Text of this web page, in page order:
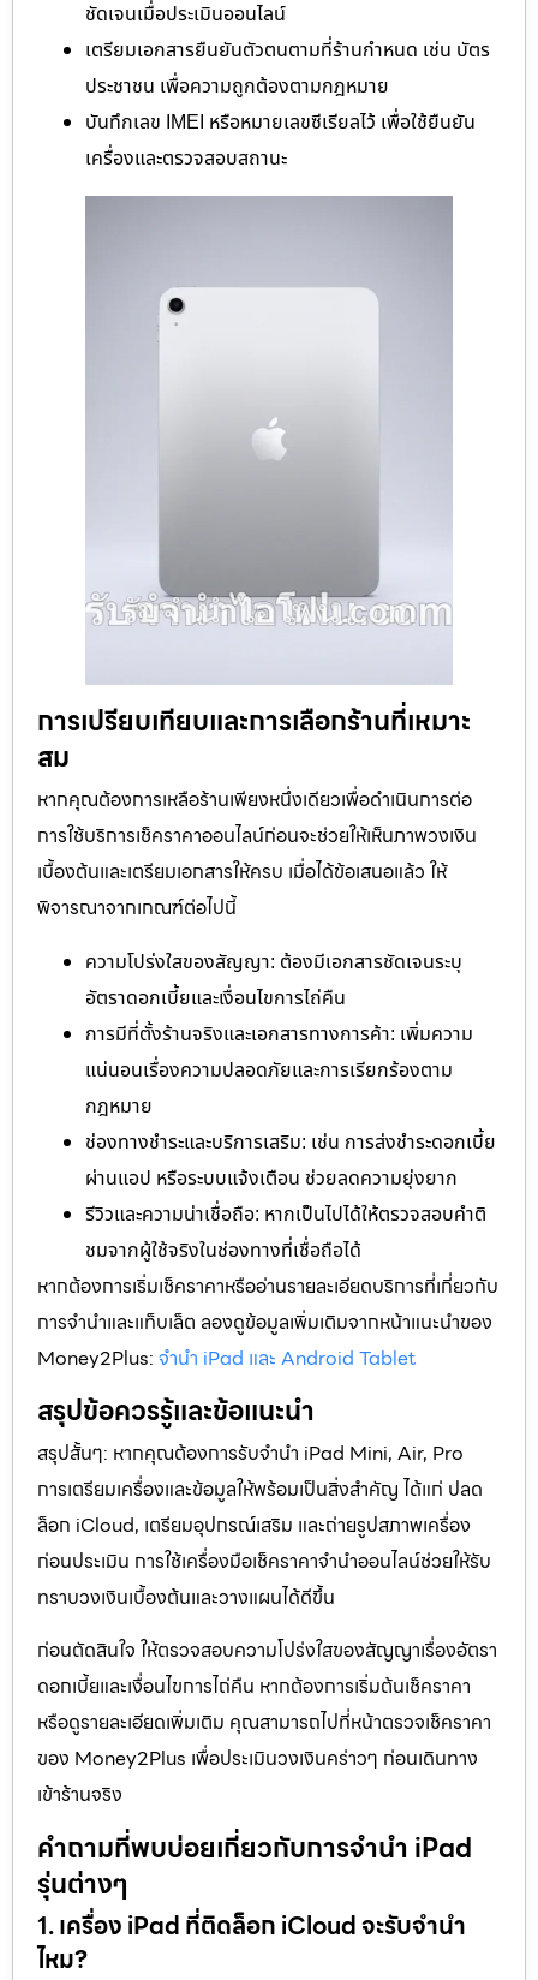
ชัดเจนเมื่อประเมินออนไลน์
เตรียมเอกสารยืนยันตัวตนตามที่ร้านกำหนด เช่น บัตร
ประชาชน เพื่อความถูกต้องตามกฎหมาย
บันทึกเลข IMEI หรือหมายเลขซีเรียลไว้ เพื่อใช้ยืนยัน
เครื่องและตรวจสอบสถานะ
การเปรียบเทียบและการเลือกร้านที่เหมาะ
สม
หากคุณต้องการเหลือร้านเพียงหนึ่งเดียวเพื่อดำเนินการต่อ
การใช้บริการเช็คราคาออนไลน์ก่อนจะช่วยให้เห็นภาพวงเงิน
เบื้องต้นและเตรียมเอกสารให้ครบ เมื่อได้ข้อเสนอแล้ว ให้
พิจารณาจากเกณฑ์ต่อไปนี้
ความโปร่งใสของสัญญา: ต้องมีเอกสารชัดเจนระบุ
อัตราดอกเบี้ยและเงื่อนไขการไถ่คืน
การมีที่ตั้งร้านจริงและเอกสารทางการค้า: เพิ่มความ
แน่นอนเรื่องความปลอดภัยและการเรียกร้องตาม
กฎหมาย
ช่องทางชำระและบริการเสริม: เช่น การส่งชำระดอกเบี้ย
ผ่านแอป หรือระบบแจ้งเตือน ช่วยลดความยุ่งยาก
รีวิวและความน่าเชื่อถือ: หากเป็นไปได้ให้ตรวจสอบคำติ
ชมจากผู้ใช้จริงในช่องทางที่เชื่อถือได้
หากต้องการเริ่มเช็คราคาหรืออ่านรายละเอียดบริการที่เกี่ยวกับ
การจำนำและแท็บเล็ต ลองดูข้อมูลเพิ่มเติมจากหน้าแนะนำของ
Money2Plus: จำนำ iPad และ Android Tablet
สรุปข้อควรรู้และข้อแนะนำ
สรุปสั้นๆ: หากคุณต้องการรับจำนำ iPad Mini, Air, Pro
การเตรียมเครื่องและข้อมูลให้พร้อมเป็นสิ่งสำคัญ ได้แก่ ปลด
ล็อก iCloud, เตรียมอุปกรณ์เสริม และถ่ายรูปสภาพเครื่อง
ก่อนประเมิน การใช้เครื่องมือเช็คราคาจำนำออนไลน์ช่วยให้รับ
ทราบวงเงินเบื้องต้นและวางแผนได้ดีขึ้น
ก่อนตัดสินใจ ให้ตรวจสอบความโปร่งใสของสัญญาเรื่องอัตรา
ดอกเบี้ยและเงื่อนไขการไถ่คืน หากต้องการเริ่มต้นเช็คราคา
หรือดูรายละเอียดเพิ่มเติม คุณสามารถไปที่หน้าตรวจเช็คราคา
ของ Money2Plus เพื่อประเมินวงเงินคร่าวๆ ก่อนเดินทาง
เข้าร้านจริง
คำถามที่พบบ่อยเกี่ยวกับการจำนำ iPad
รุ่นต่างๆ
1. เครื่อง iPad ที่ติดล็อก iCloud จะรับจำนำ
ไหม?